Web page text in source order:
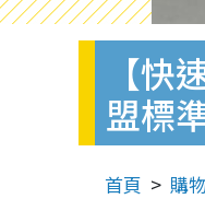
【
盟標
首頁 購